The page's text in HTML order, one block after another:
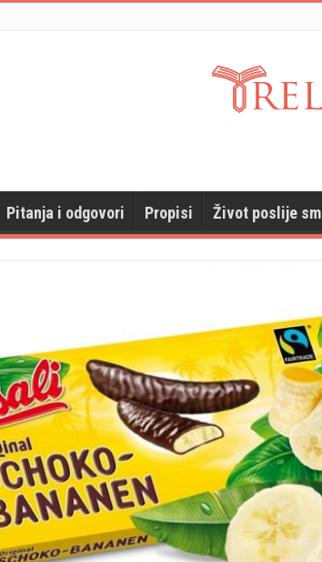
Pitanja i odgovori Propisi Život poslije